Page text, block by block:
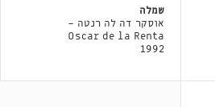
שמלה
אוסקר דה לה רנטה -
Oscar de la Renta
1992